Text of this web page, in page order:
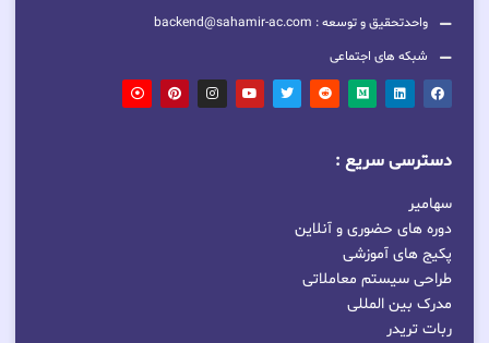
واحدتحقیق و توسعه : backend@sahamir-ac.com
شبکه های اجتماعی
دسترسی سریع :
سهامیر
دوره های حضوری و آنلاین
پکیج های آموزشی
طراحی سیستم معاملاتی
مدرک بین المللی
ربات تریدر